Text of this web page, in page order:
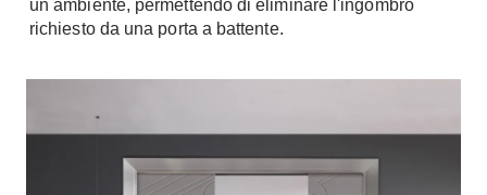
Piumini
Armadi
Armadio ante Battenti
Porte
un ambiente, permettendo di eliminare l'ingombro
richiesto da una porta a battente.